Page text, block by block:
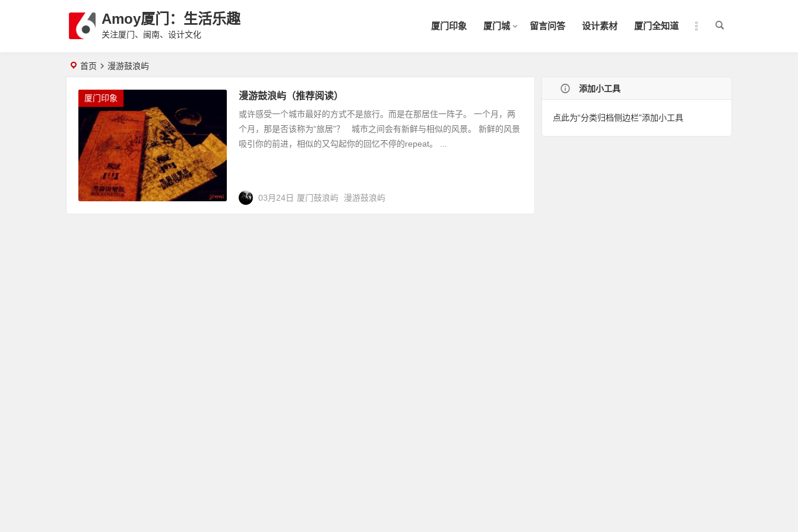
Amoy厦门：生活乐趣
关注厦门、闽南、设计文化
厦门印象 厦门城 留言问答 设计素材 厦门全知道
首页 漫游鼓浪屿
厦门印象 漫游鼓浪屿（推荐阅读）
或许感受一个城市最好的方式不是旅行。而是在那居住一阵子。 一个月，两
个月，那是否该称为“旅居”？ 城市之间会有新鲜与相似的风景。 新鲜的风景
吸引你的前进，相似的又勾起你的回忆不停的repeat。 ...
03月24日 厦门鼓浪屿 漫游鼓浪屿
添加小工具
点此为“分类归档侧边栏”添加小工具